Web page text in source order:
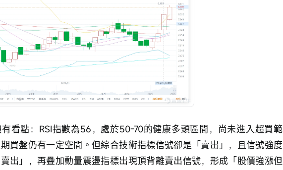
看點：RSI指數為56，處於50-70的健康多頭區間，尚未進入超買範
買盤仍有一定空間。但綜合技術指標信號卻是「賣出」，且信號強度
出」，再疊加動量震盪指標出現頂背離賣出信號，形成「股價強漲但